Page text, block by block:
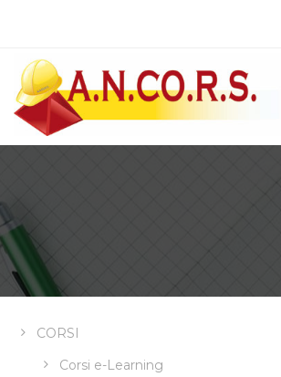
CORSI
Corsi e-Learning